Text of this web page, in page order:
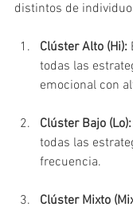
distintos de
Clúster Alto (Hi):
todas las
emocional con
Clúster Bajo (Lo):
todas las
frecuencia.
Clúster Mixto